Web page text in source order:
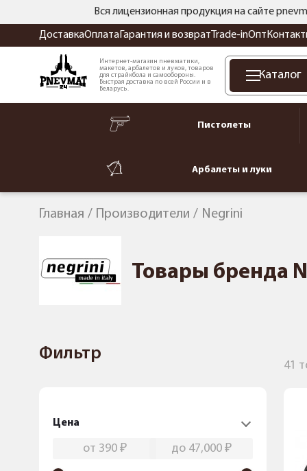
Вся лицензионная продукция на сайте
ДоставкаОплата Гарантия и возврат Trade-inОпт
Интернет-магазин пневматики,
макетов, арбалетов и луков, товаров
для страйкбола и самообороны.
Быстрая доставка по всей России и в
Беларусь.
Каталог
Пистолеты
Арбалеты и луки
Главная Производители Negrini
Товары бренда
Фильтр
Цена
41